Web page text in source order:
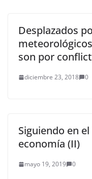
Desplazados
son por
diciembre 23, 2018 0
Siguiendo en
economía (II)
mayo 19, 2019 0